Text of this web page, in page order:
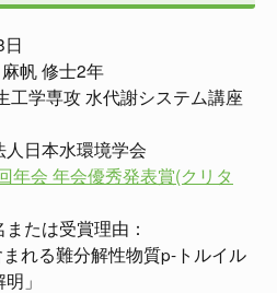
帆 修士2年
学専攻 水代謝システム講座
日本水環境学会
年会 年会優秀発表賞(クリタ
たは受賞理由：
まれる難分解性物質p-トルイル
」